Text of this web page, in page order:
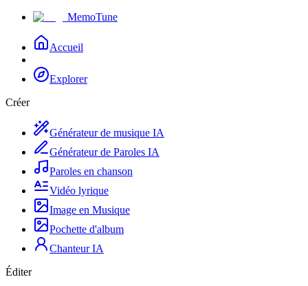
MemoTune
Accueil
Explorer
Créer
Générateur de musique IA
Générateur de Paroles IA
Paroles en chanson
Vidéo lyrique
Image en Musique
Pochette d'album
Chanteur IA
Éditer